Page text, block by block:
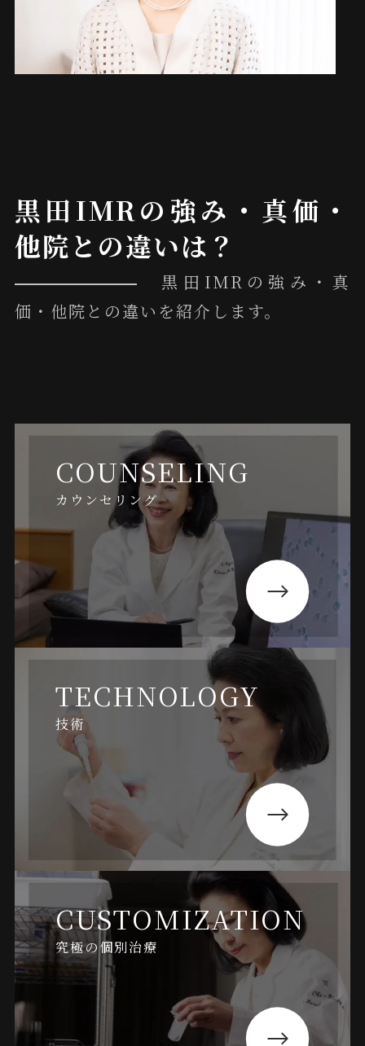
黒田IMRの強み・真価・
他院との違いは？
黒田IMRの強み・真
価・他院との違いを紹介します。
COUNSELING
カウンセリング
TECHNOLOGY
技術
CUSTOMIZATION
究極の個別治療